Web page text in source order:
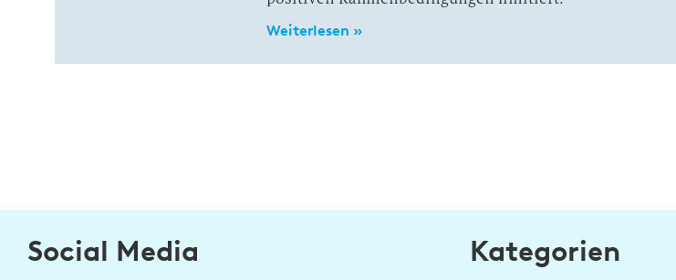
Weiterlesen »
Social Media Kategorien